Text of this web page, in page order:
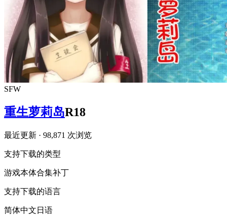
SFW
重生萝莉岛R18
最近更新 · 98,871 次浏览
支持下载的类型
游戏本体合集补丁
支持下载的语言
简体中文 日语